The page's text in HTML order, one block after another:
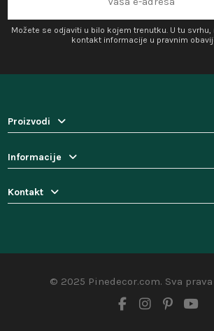
Možete se odjaviti u bilo kojem trenutku. U tu
kontakt informacije u pravnim
Proizvodi
Informacije
Kontakt
© 2025 Pinedecor.com. Sva